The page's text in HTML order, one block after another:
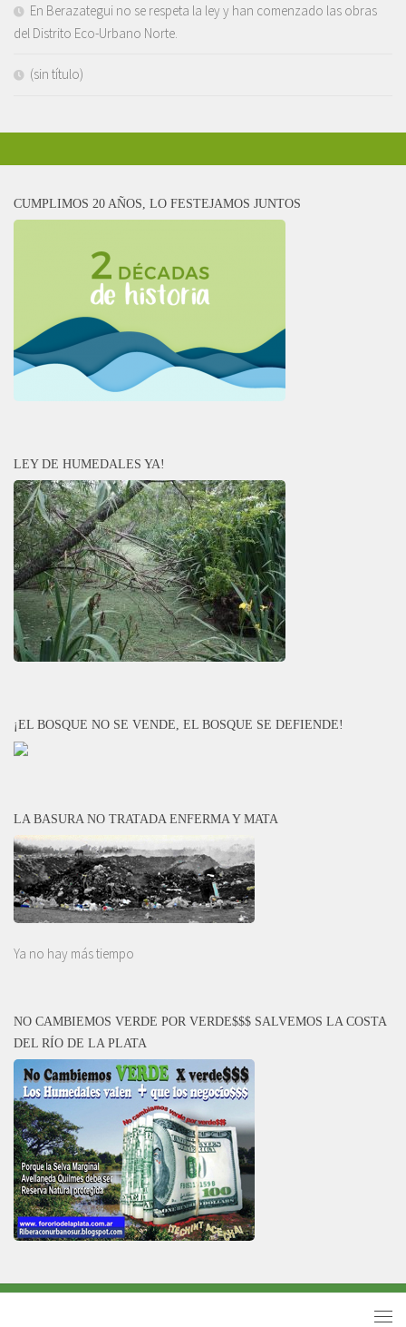
En Berazategui no se respeta la ley y han comenzado las obras
del Distrito Eco-Urbano Norte.
(sin título)
CUMPLIMOS 20 AÑOS, LO FESTEJAMOS JUNTOS
LEY DE HUMEDALES YA!
¡EL BOSQUE NO SE VENDE, EL BOSQUE SE DEFIENDE!
LA BASURA NO TRATADA ENFERMA Y MATA
Ya no hay más tiempo
NO CAMBIEMOS VERDE POR VERDE$$$ SALVEMOS LA COSTA
DEL RÍO DE LA PLATA